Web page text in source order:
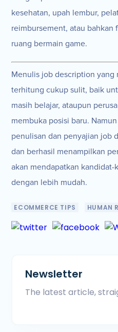
kesehatan, upah lembur,
reimbursement, atau bahkan
ruang bermain game.
Menulis job description yang
terhitung cukup sulit, baik
masih belajar, ataupun
membuka posisi baru.
penulisan dan penyajian job
dan berhasil menampilkan
akan mendapatkan
dengan lebih mudah.
ECOMMERCE TIPS HUMAN
Newsletter
The latest article,